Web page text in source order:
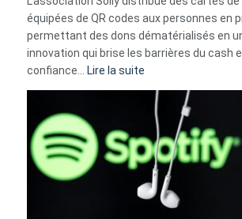
équipées de QR codes aux personnes en
permettant des dons dématérialisés en
innovation qui brise les barrières du cash
confiance…
Lire la suite
l’excuse
je
n’ai
pas
de
cash